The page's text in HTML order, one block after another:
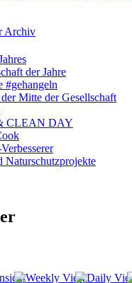
Archiv
der Jahre
#gehangeln
Mitte der Gesellschaft
CLEAN DAY
Naturschutzprojekte